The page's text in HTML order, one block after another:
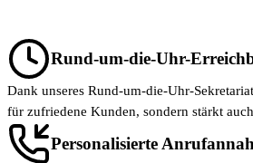
Rund-um-die-Uhr-
Dank unseres Rund-um-die-Uhr-
für zufriedene Kunden, sondern stärkt
Personalisierte